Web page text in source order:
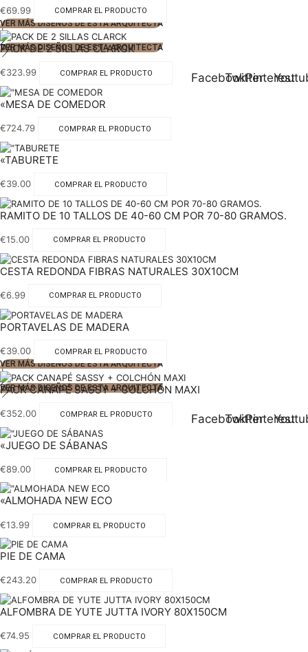
€69.99 COMPRAR EL PRODUCTO
1
2
FacebookTwitterPinterest
VER MÁS DISEÑOS DE ESTA ARQUITECTA
VER MÁS DISEÑOS DE ESTA ARQUITECTA
PACK DE 2 SILLAS CLARCK
€323.99 COMPRAR EL PRODUCTO
«MESA DE COMEDOR
€724.79 COMPRAR EL PRODUCTO
«TABURETE
€39.00 COMPRAR EL PRODUCTO
RAMITO DE 10 TALLOS DE 40-60 CM POR 70-80 GRAMOS.
€15.00 COMPRAR EL PRODUCTO
CESTA REDONDA FIBRAS NATURALES 30X10CM
€6.99 COMPRAR EL PRODUCTO
PORTAVELAS DE MADERA
€39.00 COMPRAR EL PRODUCTO
1
2
FacebookTwitterPinterest
VER MÁS DISEÑOS DE ESTA ARQUITECTA
VER MÁS DISEÑOS DE ESTA ARQUITECTA
PACK CANAPÉ SASSY + COLCHÓN MAXI
€352.00 COMPRAR EL PRODUCTO
«JUEGO DE SÁBANAS
€89.00 COMPRAR EL PRODUCTO
«ALMOHADA NEW ECO
€13.99 COMPRAR EL PRODUCTO
PIE DE CAMA
€243.20 COMPRAR EL PRODUCTO
ALFOMBRA DE YUTE JUTTA IVORY 80X150CM
€74.95 COMPRAR EL PRODUCTO